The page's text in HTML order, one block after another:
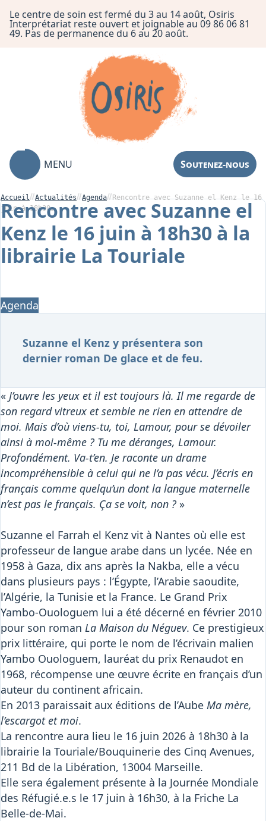
Le centre de soin est fermé du 3 au 14 août, Osiris
Interprétariat reste ouvert et joignable au 09 86 06 81
49. Pas de permanence du 6 au 20 août.
MENU Soutenez-nous
Association
Centre de Soin
Centre
Accueil Actualités Agenda
Rencontre avec Suzanne el Kenz le 16
juin à 18h30…
Rencontre avec Suzanne el
Kenz le 16 juin à 18h30 à la
librairie La Touriale
Agenda
Suzanne el Kenz y présentera son
dernier roman De glace et de feu.
« J’ouvre les yeux et il est toujours là. Il me regarde de
son regard vitreux et semble ne rien en attendre de
moi. Mais d’où viens-tu, toi, Lamour, pour se dévoiler
ainsi à moi-même ? Tu me déranges, Lamour.
Profondément. Va-t’en. Je raconte un drame
incompréhensible à celui qui ne l’a pas vécu. J’écris en
français comme quelqu’un dont la langue maternelle
n’est pas le français. Ça se voit, non ? »
Suzanne el Farrah el Kenz vit à Nantes où elle est
professeur de langue arabe dans un lycée. Née en
1958 à Gaza, dix ans après la Nakba, elle a vécu
dans plusieurs pays : l’Égypte, l’Arabie saoudite,
l’Algérie, la Tunisie et la France. Le Grand Prix
Yambo-Ouologuem lui a été décerné en février 2010
pour son roman La Maison du Néguev. Ce prestigieux
prix littéraire, qui porte le nom de l’écrivain malien
Yambo Ouologuem, lauréat du prix Renaudot en
1968, récompense une œuvre écrite en français d’un
auteur du continent africain.
En 2013 paraissait aux éditions de l’Aube Ma mère,
l’escargot et moi.
La rencontre aura lieu le 16 juin 2026 à 18h30 à la
librairie la Touriale/Bouquinerie des Cinq Avenues,
211 Bd de la Libération, 13004 Marseille.
Elle sera également présente à la Journée Mondiale
des Réfugié.e.s le 17 juin à 16h30, à la Friche La
Belle-de-Mai.